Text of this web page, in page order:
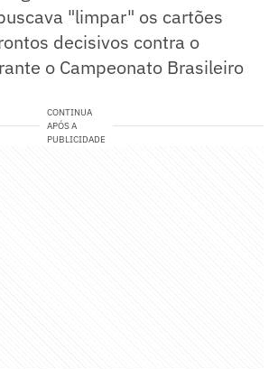
"limpar" os cartões
decisivos contra o
o Campeonato Brasileiro
CONTINUA
APÓS A
PUBLICIDADE